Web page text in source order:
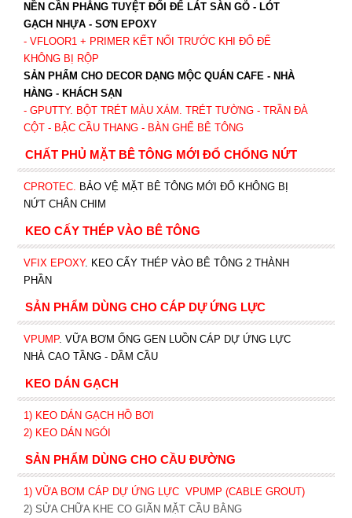
NỀN CẦN PHẲNG TUYỆT ĐỐI ĐỂ LÁT SÀN GỖ - LÓT
GẠCH NHỰA - SƠN EPOXY
- VFLOOR1+ PRIMER KẾT NỐI TRƯỚC KHI ĐỔ ĐỂ
KHÔNG BỊ RỘP
SẢN PHẨM CHO DECOR DẠNG MỘC QUÁN CAFE - NHÀ
HÀNG - KHÁCH SẠN
- GPUTTY. BỘT TRÉT MÀU XÁM. TRÉT TƯỜNG - TRẦN ĐÀ
CỘT - BẬC CẦU THANG - BÀN GHẾ BÊ TÔNG
CHẤT PHỦ MẶT BÊ TÔNG MỚI ĐỔ CHỐNG NỨT
CPROTEC. BẢO VỆ MẶT BÊ TÔNG MỚI ĐỔ KHÔNG BỊ
NỨT CHÂN CHIM
KEO CẤY THÉP VÀO BÊ TÔNG
VFIX EPOXY. KEO CẤY THÉP VÀO BÊ TÔNG 2 THÀNH
PHẦN
SẢN PHẨM DÙNG CHO CÁP DỰ ỨNG LỰC
VPUMP. VỮA BƠM ỐNG GEN LUỒN CÁP DỰ ỨNG LỰC
NHÀ CAO TẦNG - DẦM CẦU
KEO DÁN GẠCH
1) KEO DÁN GẠCH HỒ BƠI
2) KEO DÁN NGÓI
SẢN PHẨM DÙNG CHO CẦU ĐƯỜNG
1) VỮA BƠM CÁP DỰ ỨNG LỰC VPUMP (CABLE GROUT)
2) SỬA CHỮA KHE CO GIÃN MẶT CẦU BẰNG